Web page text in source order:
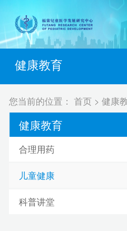
健康教育
您当前的位置： 首页 > 健康
健康教育
合理用药
儿童健康
科普讲堂